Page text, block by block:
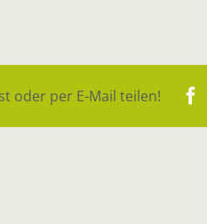
oder per E-Mail teilen!